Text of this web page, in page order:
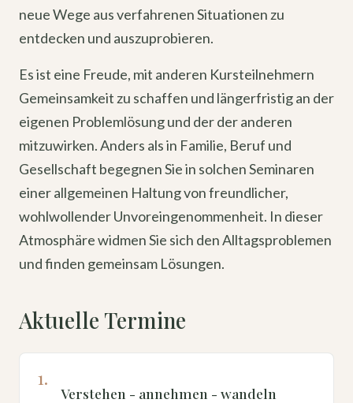
neue Wege aus verfahrenen Situationen zu
entdecken und auszuprobieren.
Es ist eine Freude, mit anderen Kursteilnehmern
Gemeinsamkeit zu schaffen und längerfristig an der
eigenen Problemlösung und der der anderen
mitzuwirken. Anders als in Familie, Beruf und
Gesellschaft begegnen Sie in solchen Seminaren
einer allgemeinen Haltung von freundlicher,
wohlwollender Unvoreingenommenheit. In dieser
Atmosphäre widmen Sie sich den Alltagsproblemen
und finden gemeinsam Lösungen.
Aktuelle Termine
1.
Verstehen - annehmen - wandeln